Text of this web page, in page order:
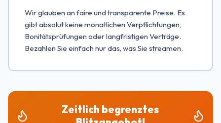
Wir glauben an faire und transparente Preise. Es
gibt absolut keine monatlichen Verpflichtungen,
Bonitätsprüfungen oder langfristigen Verträge.
Bezahlen Sie einfach nur das, was Sie streamen.
Zeitlich begrenztes